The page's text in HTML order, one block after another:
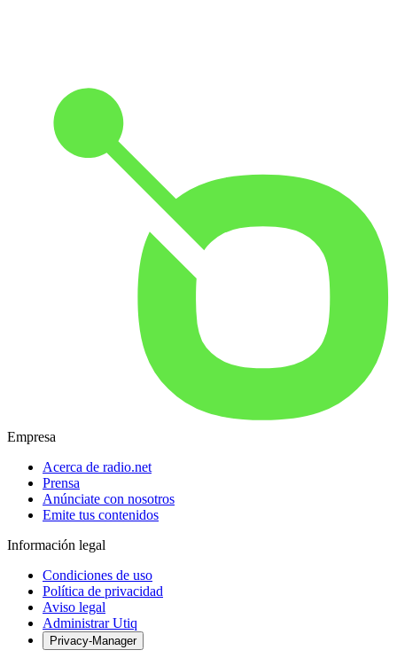
Empresa
Acerca de radio.net
Prensa
Anúnciate con nosotros
Emite tus contenidos
Información legal
Condiciones de uso
Política de privacidad
Aviso legal
Administrar Utiq
Privacy-Manager